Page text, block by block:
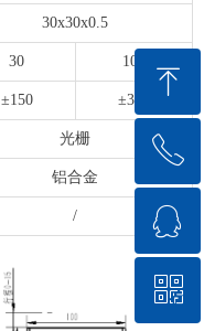
30x30x0.5
30 100
±150 ±300
光栅
铝合金
/
ꁸ
回到顶部
ꂅ
0575-84882698
ꁗ
QQ客服
ꀥ